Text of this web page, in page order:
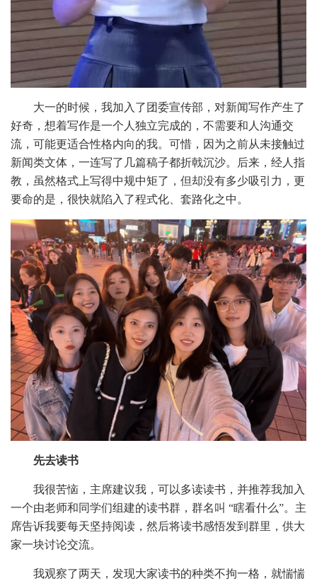
大一的时候，我加入了团委宣传部，对新闻写作产生了
好奇，想着写作是一个人独立完成的，不需要和人沟通交
流，可能更适合性格内向的我。可惜，因为之前从未接触过
新闻类文体，一连写了几篇稿子都折戟沉沙。后来，经人指
教，虽然格式上写得中规中矩了，但却没有多少吸引力，更
要命的是，很快就陷入了程式化、套路化之中。
先去读书
我很苦恼，主席建议我，可以多读读书，并推荐我加入
一个由老师和同学们组建的读书群，群名叫 “瞎看什么”。主
席告诉我要每天坚持阅读，然后将读书感悟发到群里，供大
家一块讨论交流。
我观察了两天，发现大家读书的种类不拘一格，就惴惴